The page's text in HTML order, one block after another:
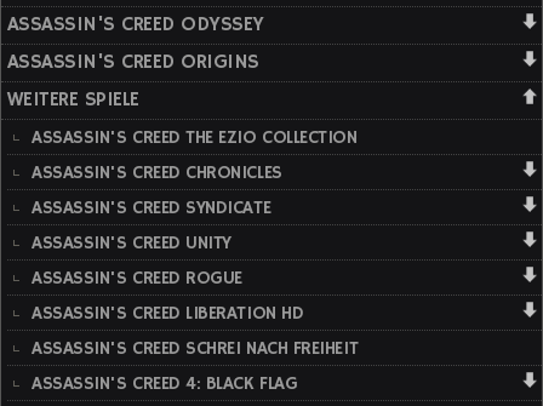
ASSASSIN'S CREED ODYSSEY
ASSASSIN'S CREED ORIGINS
WEITERE SPIELE
ASSASSIN'S CREED THE EZIO COLLECTION
ASSASSIN'S CREED CHRONICLES
ASSASSIN'S CREED SYNDICATE
ASSASSIN'S CREED UNITY
ASSASSIN'S CREED ROGUE
ASSASSIN'S CREED LIBERATION HD
ASSASSIN'S CREED SCHREI NACH FREIHEIT
ASSASSIN'S CREED 4: BLACK FLAG